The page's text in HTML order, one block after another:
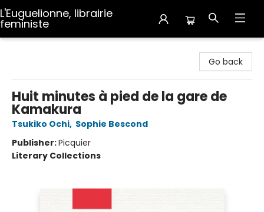
L'Euguelionne, librairie
feministe
Go back
Huit minutes à pied de la gare de
Kamakura
Tsukiko Ochi, Sophie Bescond
Publisher:Picquier
Literary Collections